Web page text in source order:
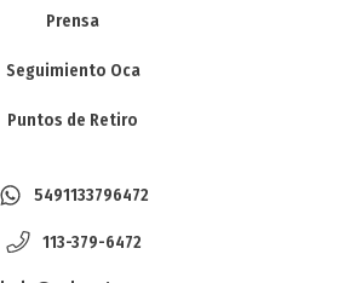
Prensa
Seguimiento Oca
Puntos de Retiro
5491133796472
113-379-6472